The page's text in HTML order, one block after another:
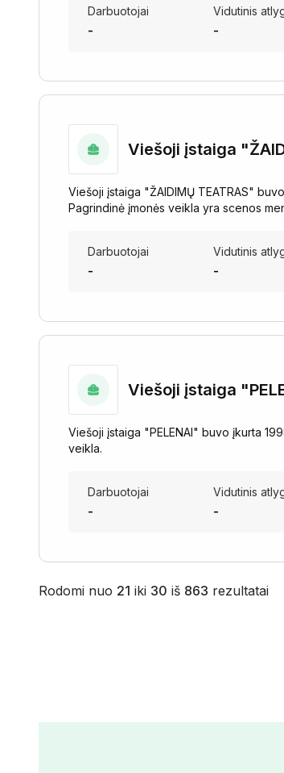
Darbuotojai
-
Vidutinis
-
Viešoji įstaiga
Viešoji įstaiga "ŽAIDIMŲ TEATRAS"
Pagrindinė įmonės veikla yra scenos
Darbuotojai
-
Vidutinis
-
Viešoji įstaiga
Viešoji įstaiga "PELENAI" buvo įkurta
veikla.
Darbuotojai
-
Vidutinis
-
Rodomi nuo 21 iki 30 iš 863 rezultatai